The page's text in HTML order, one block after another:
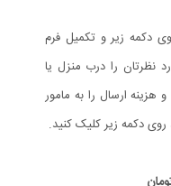
دکمه زیر و تکمیل فرم
نظرتان را درب منزل یا
ارسال را به مامور
دکمه زیر کلیک کنید.